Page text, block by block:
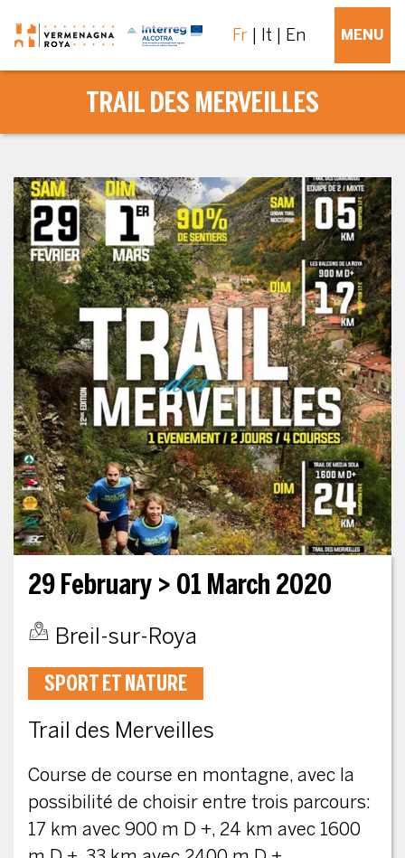
Fr It En MENU
TRAIL DES MERVEILLES
29 February > 01 March 2020
Breil-sur-Roya
SPORT ET NATURE
Trail des Merveilles
Course de course en montagne, avec la
possibilité de choisir entre trois parcours:
17 km avec 900 m D +, 24 km avec 1600